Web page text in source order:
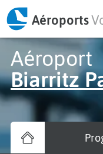
Aéroports
Aéroport
Biarritz